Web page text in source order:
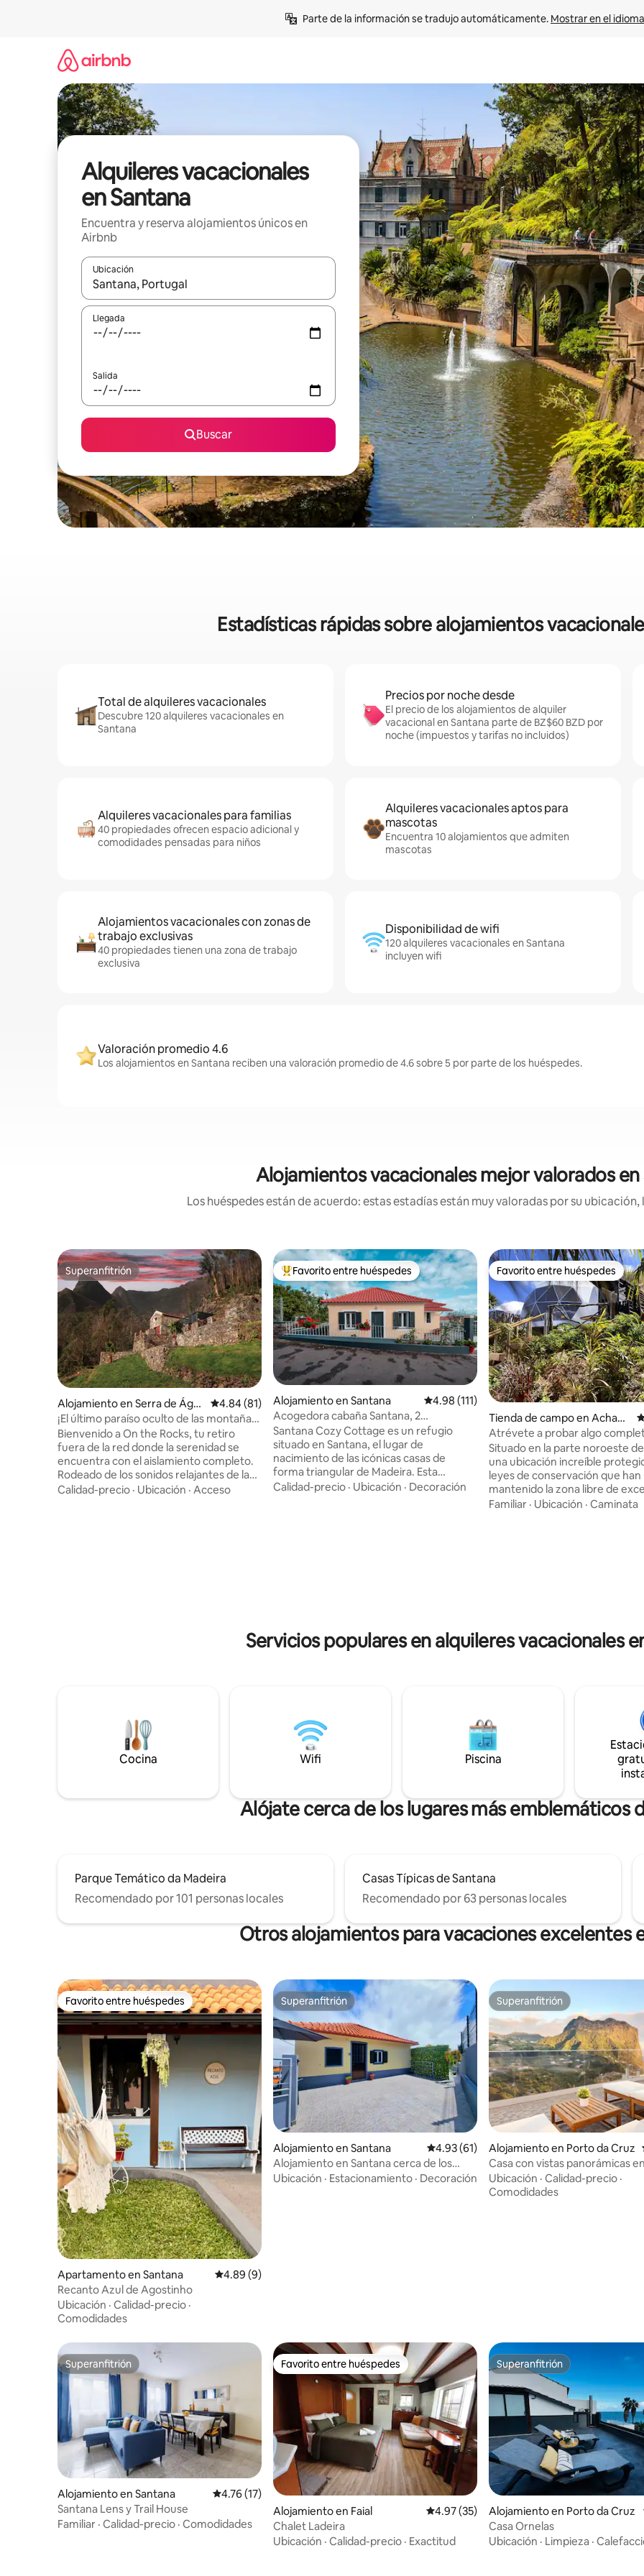
Parte de la información se tradujo automáticamente. Mostrar en el
Alquileres vacacionales
en Santana
Encuentra y reserva alojamientos únicos en
Airbnb
Ubicación
Cuando los resultados estén disponibles, navega con las teclas de flecha hacia arriba y hacia abajo o explora con el
Llegada
Salida
Buscar
Estadísticas rápidas sobre alojamientos
Total de alquileres vacacionales
Descubre 120 alquileres vacacionales en
Santana
Precios por noche desde
El precio de los alojamientos de alquiler
vacacional en Santana parte de BZ$60 BZD por
noche (impuestos y tarifas no incluidos)
Alquileres vacacionales para familias
40 propiedades ofrecen espacio adicional y
comodidades pensadas para niños
Alquileres vacacionales aptos para
mascotas
Encuentra 10 alojamientos que admiten
mascotas
Alojamientos vacacionales con zonas de
trabajo exclusivas
40 propiedades tienen una zona de trabajo
exclusiva
Disponibilidad de wifi
120 alquileres vacacionales en Santana
incluyen wifi
Valoración promedio 4.6
Los alojamientos en Santana reciben una valoración promedio de 4.6 sobre 5 por parte de los huéspedes.
Alojamientos vacacionales mejor valorados en
Los huéspedes están de acuerdo: estas estadías están muy valoradas por su
Superanfitrión
Superanfitrión
Alojamiento en Serra de Águ
a
Calificación promedio: 4.84 de 5, 81 reseñas
4.84 (81)
¡El último paraíso oculto de las montañas
de Madeira!
Bienvenido a On the Rocks, tu retiro
fuera de la red donde la serenidad se
encuentra con el aislamiento completo.
Rodeado de los sonidos relajantes de las
cascadas en cascada, relájate con vistas
Calidad-precio · Ubicación · Acceso
Favorito entre huéspedes preferido
Favorito entre huéspedes
Alojamiento en Santana Calificación promedio: 4.98 de 5, 111 reseñas
4.98 (111)
Acogedora cabaña Santana, 2
dormitorios, terraza y vistas a la montaña
Santana Cozy Cottage es un refugio
situado en Santana, el lugar de
nacimiento de las icónicas casas de
forma triangular de Madeira. Esta
encantadora casa de campo se
comodidad y serenidad.
Calidad-precio · Ubicación · Decoración
Favorito entre huéspedes
Favorito entre huéspedes
Tienda de campo en Achada
s da Cruz
Atrévete a probar algo
diferente
Situado en la parte noroeste de
una ubicación increíble
leyes de conservación que han
mantenido la zona libre de
desarrollo. Con vistas épicas a la
los vecinos.
Familiar · Ubicación · Caminata
Servicios populares en alquileres vacacionales
Cocina Wifi Piscina
Alójate cerca de los lugares más emblemáticos
Parque Temático da Madeira
Recomendado por 101 personas locales
Casas Típicas de Santana
Recomendado por 63 personas locales
Otros alojamientos para vacaciones excelentes
Favorito entre huéspedes
Favorito entre huéspedes
Apartamento en Santana Calificación promedio: 4.89 de 5, 9 reseñas
4.89 (9)
Recanto Azul de Agostinho
Ubicación · Calidad-precio ·
Comodidades
Superanfitrión
Superanfitrión
Alojamiento en Santana Calificación promedio: 4.93 de 5, 61 reseñas
4.93 (61)
Alojamiento en Santana cerca de los
senderos de Levada y del Pico Ruivo
Ubicación · Estacionamiento · Decoración
Superanfitrión
Superanfitrión
Alojamiento en Porto da Cruz
Casa con vistas panorámicas
Cruz
Ubicación · Calidad-precio ·
Comodidades
Superanfitrión
Superanfitrión
Alojamiento en Santana Calificación promedio: 4.76 de 5, 17 reseñas
4.76 (17)
Santana Lens y Trail House
Familiar · Calidad-precio · Comodidades
Favorito entre huéspedes
Favorito entre huéspedes
Alojamiento en Faial Calificación promedio: 4.97 de 5, 35 reseñas
4.97 (35)
Chalet Ladeira
Ubicación · Calidad-precio · Exactitud
Superanfitrión
Superanfitrión
Alojamiento en Porto da Cruz
Casa Ornelas
Ubicación · Limpieza ·